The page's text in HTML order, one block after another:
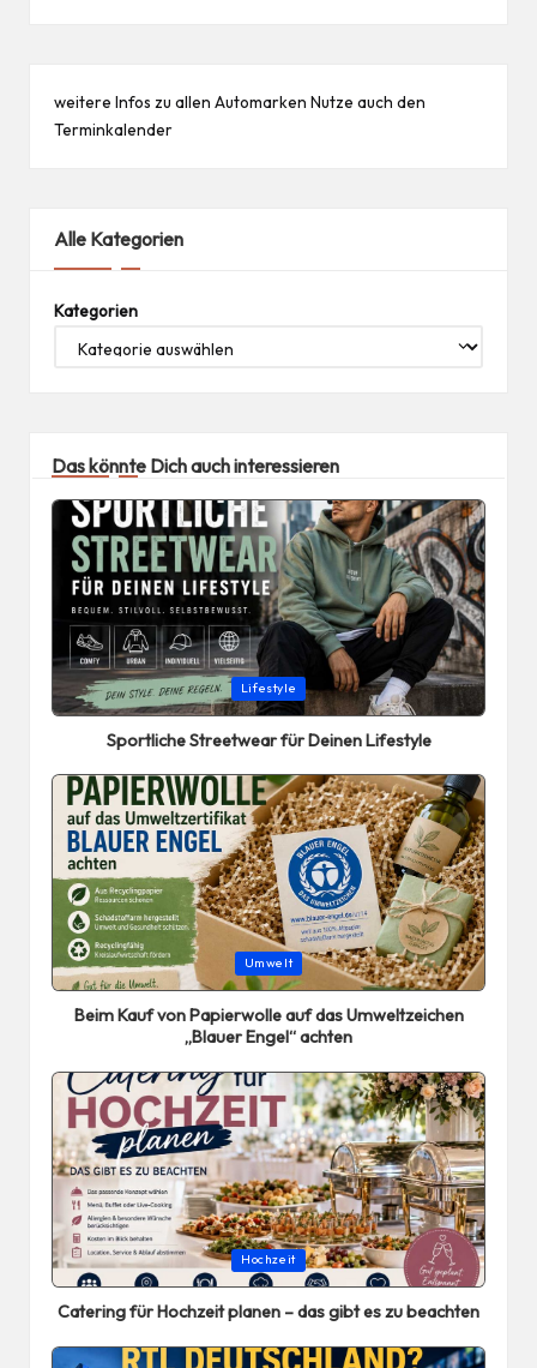
weitere Infos zu allen Automarken Nutze auch den
Terminkalender
Alle Kategorien
Kategorien
Das könnte Dich auch interessieren
Posted
in
Lifestyle
Sportliche Streetwear für Deinen Lifestyle
Posted
in
Umwelt
Beim Kauf von Papierwolle auf das Umweltzeichen
„Blauer Engel“ achten
Posted
in
Hochzeit
Catering für Hochzeit planen – das gibt es zu beachten